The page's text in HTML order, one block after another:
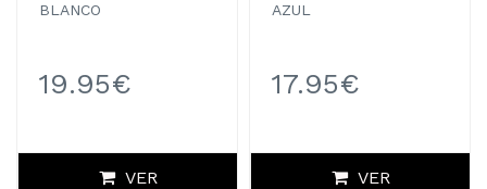
BLANCO
19.95€
VER
AZUL
17.95€
VER